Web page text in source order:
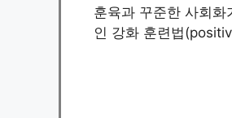
훈육과 꾸준한 사회
인 강화 훈련법